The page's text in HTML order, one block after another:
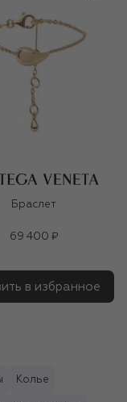
Браслет
69 400 ₽
в избранное
Колье